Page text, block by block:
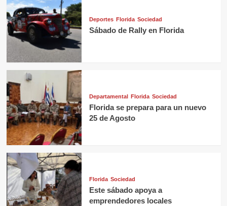
Deportes Florida Sociedad
Sábado de Rally en Florida
Departamental Florida Sociedad
Florida se prepara para un nuevo
25 de Agosto
Florida Sociedad
Este sábado apoya a
emprendedores locales